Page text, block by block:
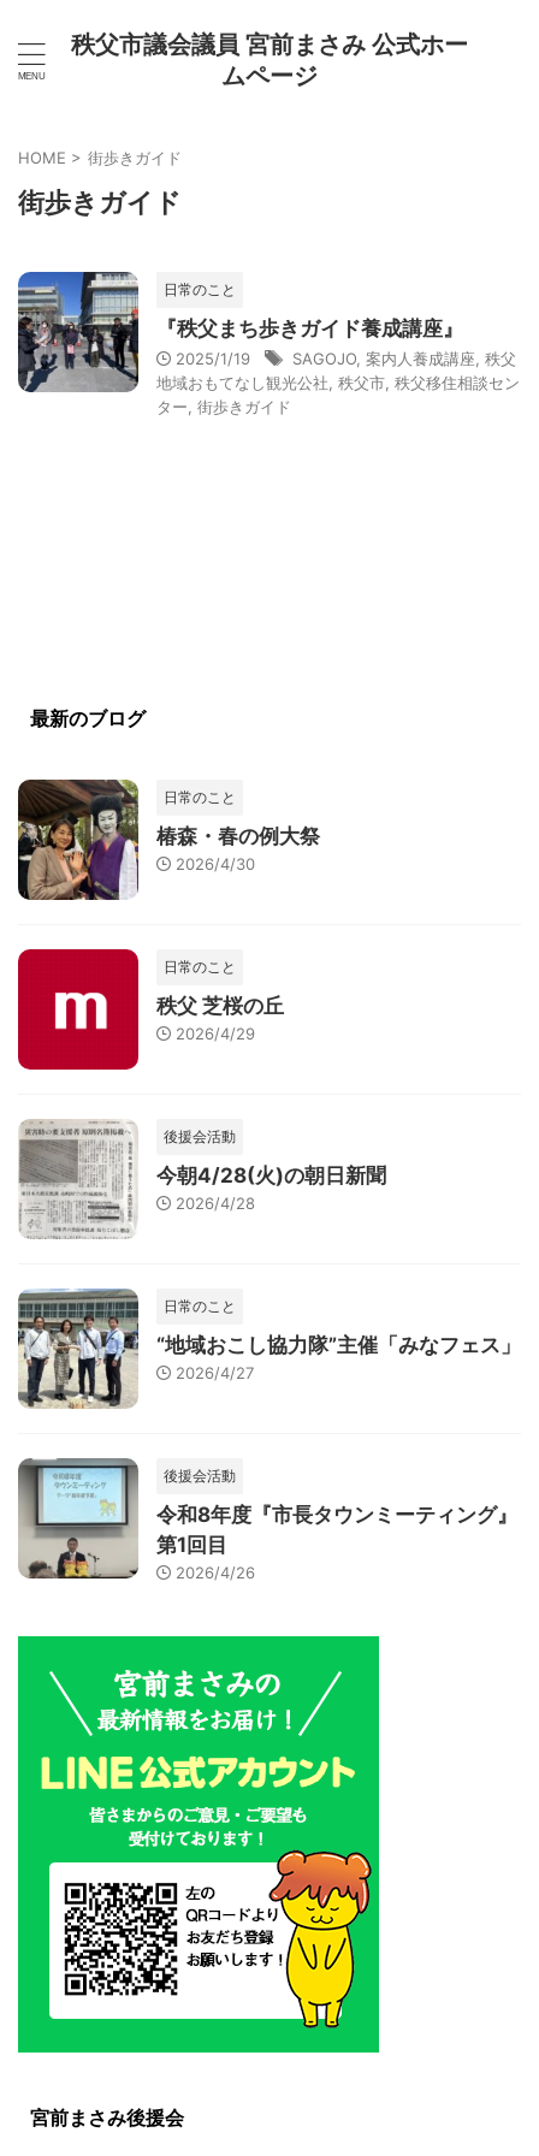
秩父市議会議員 宮前まさみ 公式ホー
ムページ
HOME > 街歩きガイド
街歩きガイド
日常のこと
『秩父まち歩きガイド養成講座』
2025/1/19 SAGOJO 案内人養成講座 秩父
地域おもてなし観光公社 秩父市 秩父移住相談セン
ター 街歩きガイド
最新のブログ
日常のこと
椿森・春の例大祭
2026/4/30
日常のこと
秩父 芝桜の丘
2026/4/29
後援会活動
今朝4/28(火)の朝日新聞
2026/4/28
日常のこと
“地域おこし協力隊”主催「みなフェス」
2026/4/27
後援会活動
令和8年度『市長タウンミーティング』
第1回目
2026/4/26
宮前まさみ後援会